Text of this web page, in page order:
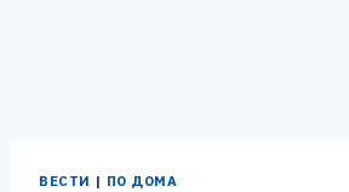
ВЕСТИ | ПО ДОМА